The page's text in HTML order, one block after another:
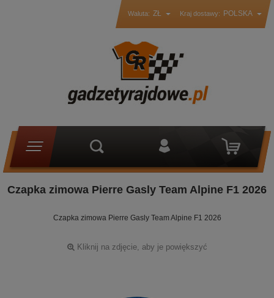
Waluta: ZŁ Kraj dostawy: POLSKA
Czapka zimowa Pierre Gasly Team Alpine F1 2026
Czapka zimowa Pierre Gasly Team Alpine F1 2026
Kliknij na zdjęcie, aby je powiększyć